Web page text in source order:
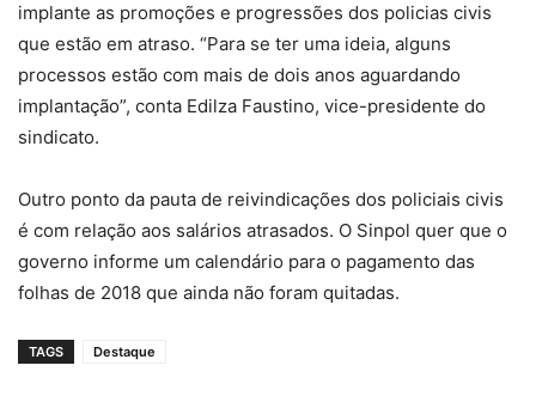
implante as promoções e progressões dos policias civis
que estão em atraso. “Para se ter uma ideia, alguns
processos estão com mais de dois anos aguardando
implantação”, conta Edilza Faustino, vice-presidente do
sindicato.
Outro ponto da pauta de reivindicações dos policiais civis
é com relação aos salários atrasados. O Sinpol quer que o
governo informe um calendário para o pagamento das
folhas de 2018 que ainda não foram quitadas.
TAGS Destaque